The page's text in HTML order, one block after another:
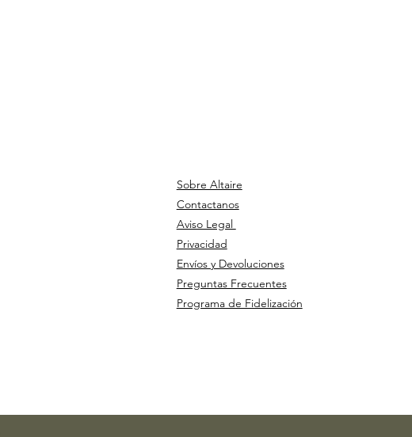
Sobre Altaire
Contactanos
Aviso Legal
Privacidad
Envíos y Devoluciones
Preguntas Frecuentes
Programa de Fidelización